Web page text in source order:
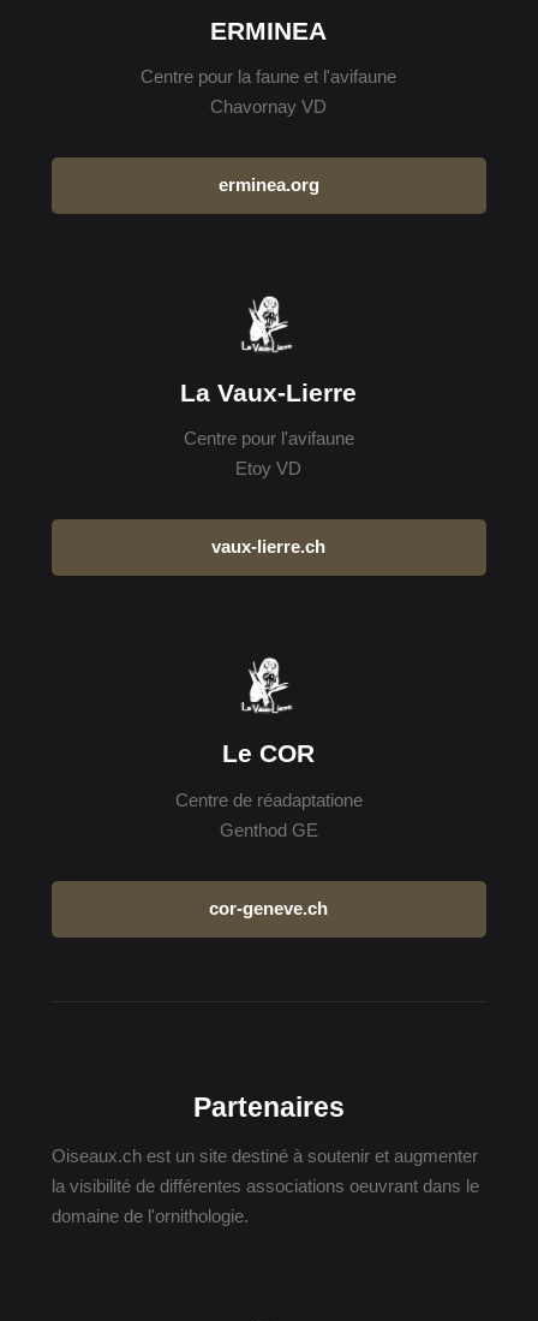
ERMINEA
Centre pour la faune et l'avifaune
Chavornay VD
erminea.org
La Vaux-Lierre
Centre pour l'avifaune
Etoy VD
vaux-lierre.ch
Le COR
Centre de réadaptatione
Genthod GE
cor-geneve.ch
Partenaires
Oiseaux.ch est un site destiné à soutenir et augmenter
la visibilité de différentes associations oeuvrant dans le
domaine de l'ornithologie.